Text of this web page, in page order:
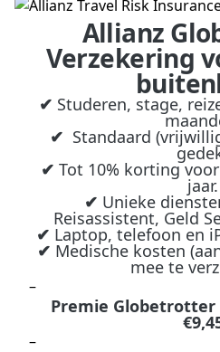
Allianz
Verzekering
✔ Studeren, stage,
✔ Standaard
✔ Tot 10% korting
jaar.
✔ Unieke
Reisassistent, Geld
✔ Laptop, telefoon en
✔ Medische kosten
mee te
–
Premie Globetrotter
–